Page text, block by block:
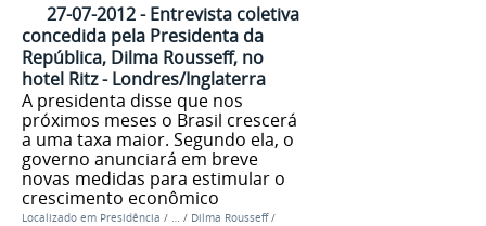
27-07-2012 - Entrevista coletiva
concedida pela Presidenta da
República, Dilma Rousseff, no
hotel Ritz - Londres/Inglaterra
A presidenta disse que nos
próximos meses o Brasil crescerá
a uma taxa maior. Segundo ela, o
governo anunciará em breve
novas medidas para estimular o
crescimento econômico
Localizado em Presidência / … / Dilma Rousseff /